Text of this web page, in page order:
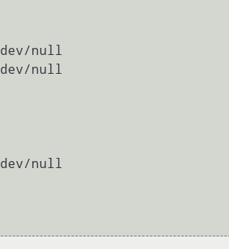
null
null